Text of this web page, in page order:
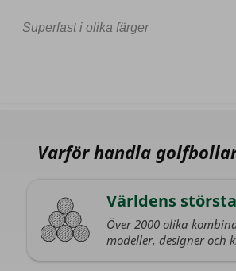
Superfast i olika färger
Varför handla
Världens
Över 2000 olika
modeller, designer och